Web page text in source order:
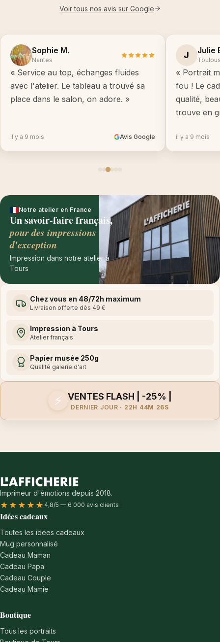
Voir tous nos avis sur Google
Sophie M.
Nantes
« Service au top, échanges fluides
avec l'atelier. Le tableau a trouvé sa
place dans le salon, on adore. »
il y a 9 mois Avis Google
J Julie
« Portrait
fou ! Le
qualité,
trouve en
il y a 9 mois
Notre atelier en France
Un savoir-faire français,
pour des impressions
d'exception
Impression dans notre atelier à
Tours
Chez vous en 48/72h maximum
Livraison offerte dès 49 €
Impression à Tours
Atelier français
Papier musée 250g
Qualité galerie d'art
⚡ VENTES FLASH | -25% |
DERNIER JOUR · 22H 44M 26S
Imprimeur d'émotions depuis 2018.
★★★★★ 4,8/5 — 6 000 avis clients
Idées cadeaux
Toutes les idées cadeaux
Mug personnalisé
Cadeau Maman
Cadeau Papa
Cadeau Couple
Cadeau Mamie
Boutique
Tous les portraits